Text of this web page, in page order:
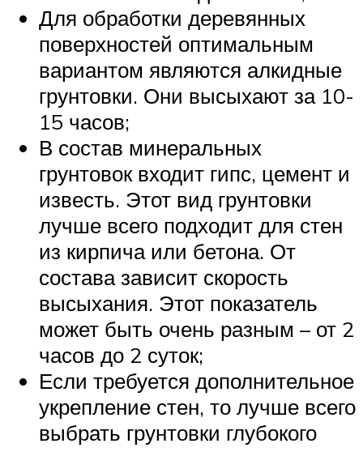
Для обработки деревянных
поверхностей оптимальным
вариантом являются алкидные
грунтовки. Они высыхают за 10-
15 часов;
В состав минеральных
грунтовок входит гипс, цемент и
известь. Этот вид грунтовки
лучше всего подходит для стен
из кирпича или бетона. От
состава зависит скорость
высыхания. Этот показатель
может быть очень разным – от 2
часов до 2 суток;
Если требуется дополнительное
укрепление стен, то лучше всего
выбрать грунтовки глубокого